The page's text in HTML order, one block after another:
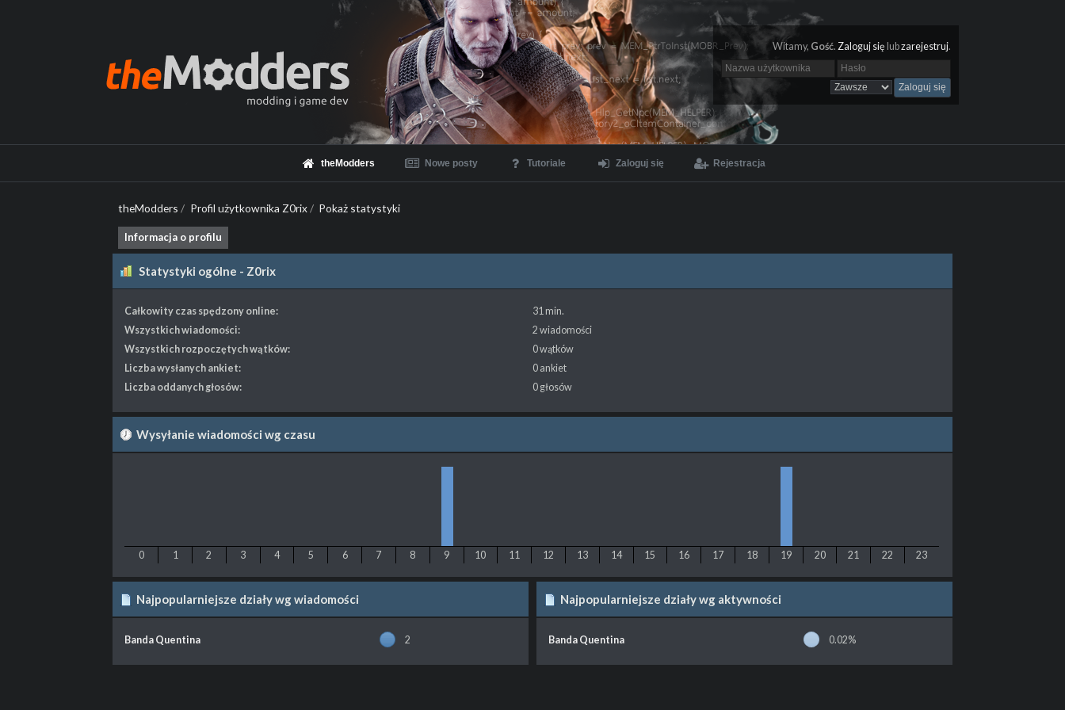
Witamy, Gość. Zaloguj się lubzarejestruj.
theModders Nowe posty Tutoriale Zaloguj się Rejestracja
theModders / Profil użytkownika Z0rix/ Pokaż statystyki
Informacja o profilu
Statystyki ogólne - Z0rix
Całkowity czas spędzony online:
31 min.
Wszystkich wiadomości:
2 wiadomości
Wszystkich rozpoczętych wątków:
0 wątków
Liczba wysłanych ankiet:
0 ankiet
Liczba oddanych głosów:
0 głosów
Wysyłanie wiadomości wg czasu
0 1 2 3 4 5 6 7 8 9 10 11 12 13 14 15 16 17 18 19 20 21 22 23
Najpopularniejsze działy wg wiadomości
Banda Quentina 2
Najpopularniejsze działy wg aktywności
Banda Quentina 0.02%